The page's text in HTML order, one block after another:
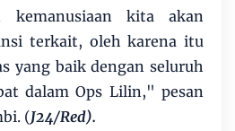
kemanusiaan kita akan
terkait, oleh karena itu
yang baik dengan seluruh
dalam Ops Lilin," pesan
(J24/Red).